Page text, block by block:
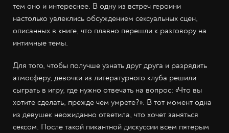
тем оно и интереснее. В одну из встреч героини
настолько увлеклись обсуждением сексуальных сцен,
описанных в книге, что плавно перешли к разговору на
интимные темы.
Для того, чтобы получше узнать друг друга и разрядить
атмосферу, девочки из литературного клуба решили
сыграть в игру, где нужно отвечать на вопрос: «Что вы
хотите сделать, прежде чем умрёте?». В тот момент одна
из девушек неожиданно ответила, что хочет заняться
сексом. После такой пикантной дискуссии всем пятерым